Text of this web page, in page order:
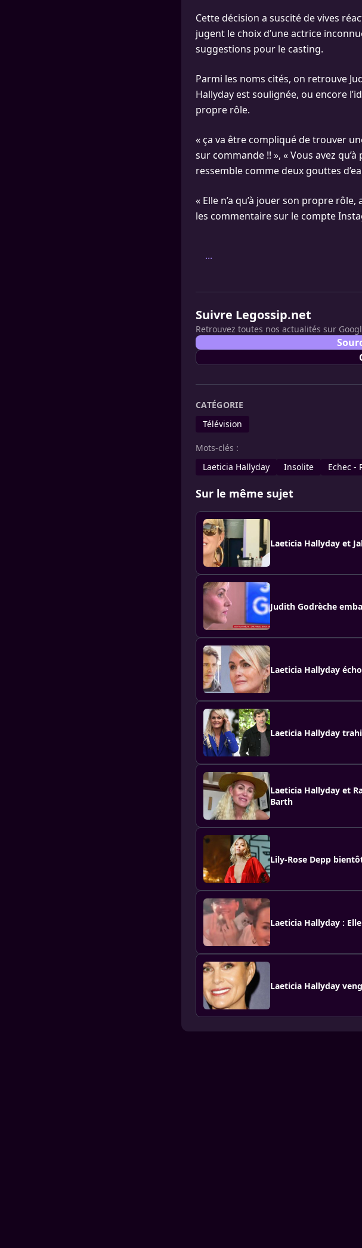
Cette décision a suscité de vives
jugent le choix d’une actrice
suggestions pour le casting.
Parmi les noms cités, on retrouve
Hallyday est soulignée, ou encore
propre rôle.
« ça va être compliqué de trouver
sur commande !! », « Vous avez
ressemble comme deux gouttes
« Elle n’a qu’à jouer son propre
les commentaire sur le compte
...
Suivre Legossip.net
Retrouvez toutes nos actualités sur
CATÉGORIE
Télévision
Mots-clés :
Laeticia Hallyday
Insolite Echec -
Sur le même sujet
Laeticia Hallyday et
Judith Godrèche
Laeticia Hallyday
Laeticia Hallyday
Laeticia Hallyday et
Barth
Lily-Rose Depp
Laeticia Hallyday :
Laeticia Hallyday